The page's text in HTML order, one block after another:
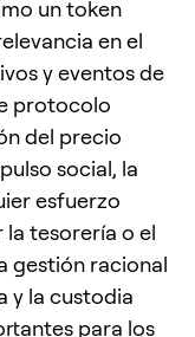
un token
en el
y eventos de
protocolo
del precio
social, la
esfuerzo
tesorería o el
gestión racional
y la custodia
para los